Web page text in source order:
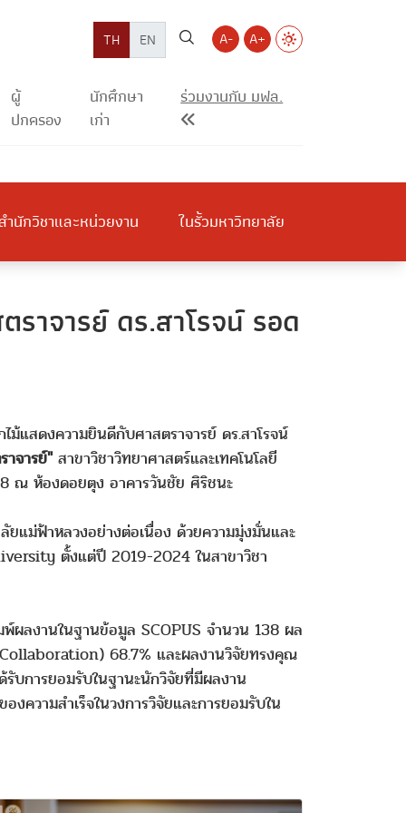
TH EN A- A+
ผู้
ปกครอง
นักศึกษา
เก่า
ร่วมงานกับ มฟล.
ำนักวิชาและหน่วยงาน ในรั้วมหาวิทยาลัย
าจารย์ ดร.สาโรจน์ รอด
แสดงความยินดีกับศาสตราจารย์ ดร.สาโรจน์
าจารย์"สาขาวิชาวิทยาศาสตร์และเทคโนโลยี
ณ ห้องดอยตุง อาคารวันชัย ศิริชนะ
แม่ฟ้าหลวงอย่างต่อเนื่อง ด้วยความมุ่งมั่นและ
ตั้งแต่ปี 2019-2024 ในสาขาวิชา
ผลงานในฐานข้อมูล SCOPUS จำนวน 138 ผล
68.7% และผลงานวิจัยทรงคุณ
บการยอมรับในฐานะนักวิจัยที่มีผลงาน
ความสำเร็จในวงการวิจัยและการยอมรับใน